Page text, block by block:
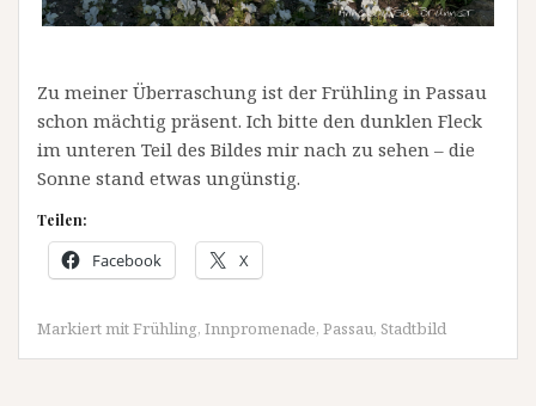
Zu meiner Überraschung ist der Frühling in Passau
schon mächtig präsent. Ich bitte den dunklen Fleck
im unteren Teil des Bildes mir nach zu sehen – die
Sonne stand etwas ungünstig.
Teilen:
Facebook X
Markiert mitFrühling, Innpromenade, Passau, Stadtbild